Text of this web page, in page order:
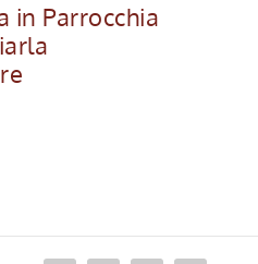
in Parrocchia